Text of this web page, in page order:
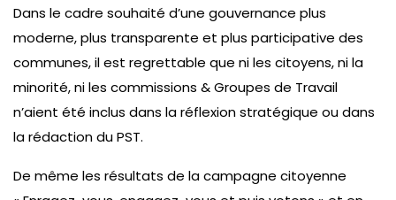
Dans le cadre souhaité d’une gouvernance plus
moderne, plus transparente et plus participative des
communes, il est regrettable que ni les citoyens, ni la
minorité, ni les commissions & Groupes de Travail
n’aient été inclus dans la réflexion stratégique ou dans
la rédaction du PST.
De même les résultats de la campagne citoyenne